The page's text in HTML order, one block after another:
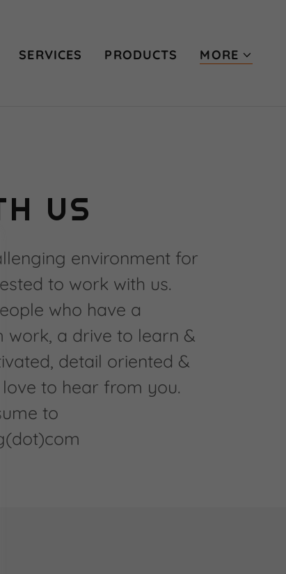
SERVICES PRODUCTS MORE
US
environment for
to work with us.
who have a
a drive to learn &
detail oriented &
to hear from you.
to